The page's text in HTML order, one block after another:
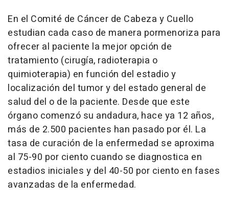
En el Comité de Cáncer de Cabeza y Cuello
estudian cada caso de manera pormenoriza para
ofrecer al paciente la mejor opción de
tratamiento (cirugía, radioterapia o
quimioterapia) en función del estadio y
localización del tumor y del estado general de
salud del o de la paciente. Desde que este
órgano comenzó su andadura, hace ya 12 años,
más de 2.500 pacientes han pasado por él. La
tasa de curación de la enfermedad se aproxima
al 75-90 por ciento cuando se diagnostica en
estadios iniciales y del 40-50 por ciento en fases
avanzadas de la enfermedad.